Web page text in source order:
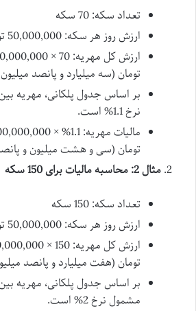
تعداد سکه: 70 سکه
ارزش روز هر سکه: 50,000,000 تومان
تومان (سه میلیارد و پانصد
نرخ 1.1% است.
تومان (سی و هشت میلیون و
مثال 2: محاسبه مالیات برای 150 سکه
تعداد سکه: 150 سکه
ارزش روز هر سکه: 50,000,000 تومان
تومان (هفت میلیارد و پانصد
مشمول نرخ 2% است.